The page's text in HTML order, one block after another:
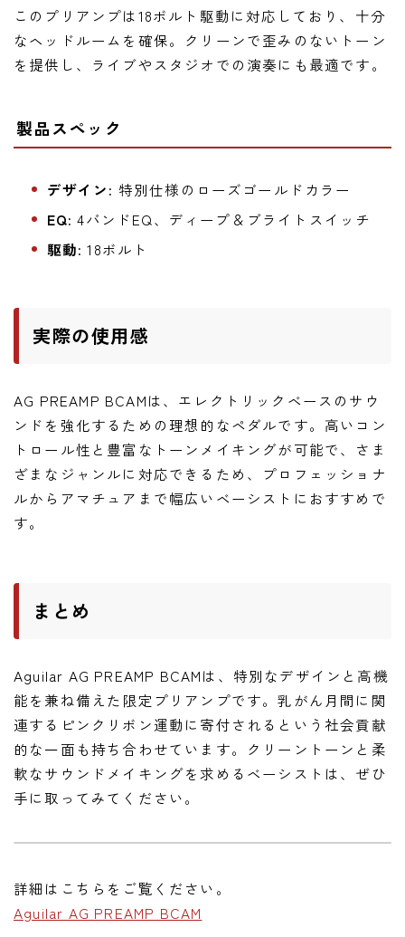
このプリアンプは18ボルト駆動に対応しており、十分
なヘッドルームを確保。クリーンで歪みのないトーン
を提供し、ライブやスタジオでの演奏にも最適です。
製品スペック
デザイン: 特別仕様のローズゴールドカラー
EQ: 4バンドEQ、ディープ＆ブライトスイッチ
駆動: 18ボルト
実際の使用感
AG PREAMP BCAMは、エレクトリックベースのサウ
ンドを強化するための理想的なペダルです。高いコン
トロール性と豊富なトーンメイキングが可能で、さま
ざまなジャンルに対応できるため、プロフェッショナ
ルからアマチュアまで幅広いベーシストにおすすめで
す。
まとめ
Aguilar AG PREAMP BCAMは、特別なデザインと高機
能を兼ね備えた限定プリアンプです。乳がん月間に関
連するピンクリボン運動に寄付されるという社会貢献
的な一面も持ち合わせています。クリーントーンと柔
軟なサウンドメイキングを求めるベーシストは、ぜひ
手に取ってみてください。
詳細はこちらをご覧ください。
Aguilar AG PREAMP BCAM